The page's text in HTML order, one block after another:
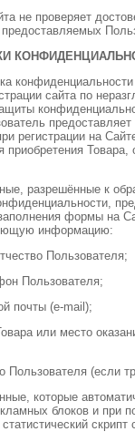
не проверяет
конфиденциальности
сайта по
предоставляет
регистрации на
Товара,
разрешённые к
формы на
информацию:
Пользователя;
Пользователя;
почты (e-mail);
или место
Пользователя (если
которые
блоков и при